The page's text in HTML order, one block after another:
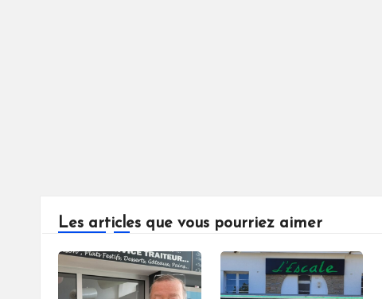
Les articles que vous pourriez aimer